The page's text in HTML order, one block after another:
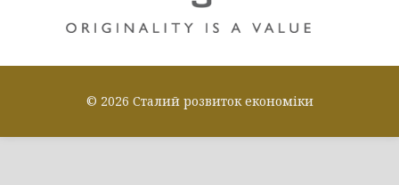
© 2026 Сталий розвиток економіки